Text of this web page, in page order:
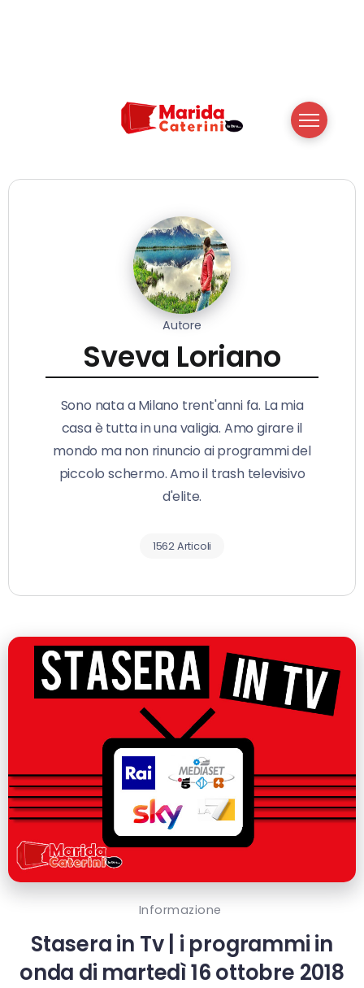
Autore
Sveva Loriano
Sono nata a Milano trent'anni fa. La mia
casa è tutta in una valigia. Amo girare il
mondo ma non rinuncio ai programmi del
piccolo schermo. Amo il trash televisivo
d'elite.
1562 Articoli
Informazione
Stasera in Tv | i programmi in
onda di martedì 16 ottobre 2018